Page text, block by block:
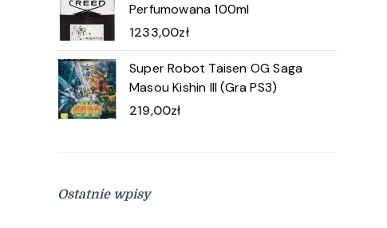
Perfumowana 100ml
1233,00zł
Super Robot Taisen OG Saga
Masou Kishin III (Gra PS3)
219,00zł
Ostatnie wpisy